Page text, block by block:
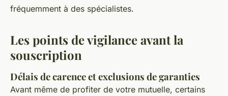
fréquemment à des spécialistes.
Les points de vigilance avant la
souscription
Délais de carence et exclusions de garanties
Avant même de profiter de votre mutuelle, certains